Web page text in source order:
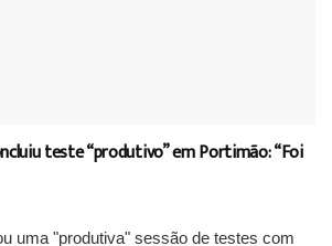
teste “produtivo” em Portimão: “Foi
uma "produtiva" sessão de testes com